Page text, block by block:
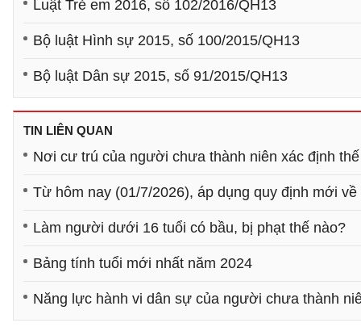
Luật Trẻ em 2016, số 102/2016/QH13
Bộ luật Hình sự 2015, số 100/2015/QH13
Bộ luật Dân sự 2015, số 91/2015/QH13
TIN LIÊN QUAN
Nơi cư trú của người chưa thành niên xác định
Từ hôm nay (01/7/2026), áp dụng quy định mới
Làm người dưới 16 tuổi có bầu, bị phạt thế nào?
Bảng tính tuổi mới nhất năm 2024
Năng lực hành vi dân sự của người chưa thành